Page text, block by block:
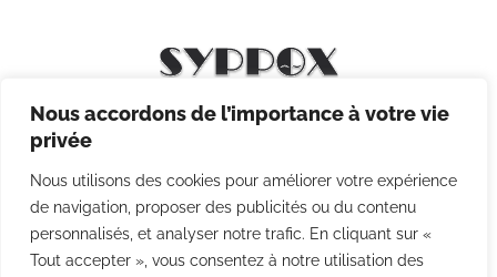
Nous accordons de l’importance à votre vie
privée
Nous utilisons des cookies pour améliorer votre expérience
de navigation, proposer des publicités ou du contenu
personnalisés, et analyser notre trafic. En cliquant sur «
Tout accepter », vous consentez à notre utilisation des
Mentions légales
Politique des cookies
CGV